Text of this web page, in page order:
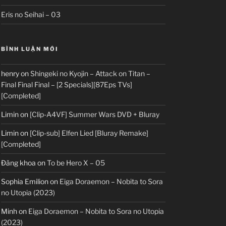
Eris no Seihai – 03
BÌNH LUẬN MỚI
henryonShingeki no Kyojin – Attack on Titan –
Final Final Final – [2 Specials][87Eps TVs]
[Completed]
Liminon [Clip-A4VF] Summer Wars DVD + Bluray
Liminon [Clip-sub] Elfen Lied [Bluray Remake]
[Completed]
Đăng khoa onTo be Hero X – 05
Sophia Emilionon Eiga Doraemon – Nobita to Sora
no Utopia (2023)
Minhon Eiga Doraemon – Nobita to Sora no Utopia
(2023)